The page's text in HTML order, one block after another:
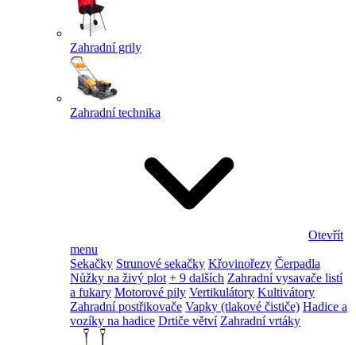
Zahradní grily
Zahradní technika
Otevřít
menu
Sekačky Strunové sekačky Křovinořezy Čerpadla
Nůžky na živý plot + 9 dalších Zahradní vysavače listí
a fukary Motorové pily Vertikulátory Kultivátory
Zahradní postřikovače Vapky (tlakové čističe) Hadice a
vozíky na hadice Drtiče větví Zahradní vrtáky